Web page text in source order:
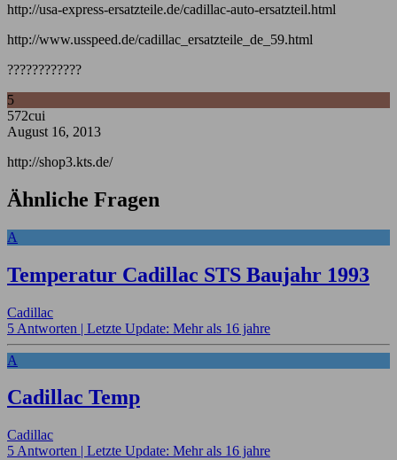
http://usa-express-ersatzteile.de/cadillac-auto-ersatzteil.html
http://www.usspeed.de/cadillac_ersatzteile_de_59.html
????????????
5
572cui
August 16, 2013
http://shop3.kts.de/
Ähnliche Fragen
A
Temperatur Cadillac STS Baujahr 1993
Cadillac
5 Antworten | Letzte Update: Mehr als 16 jahre
A
Cadillac Temp
Cadillac
5 Antworten | Letzte Update: Mehr als 16 jahre